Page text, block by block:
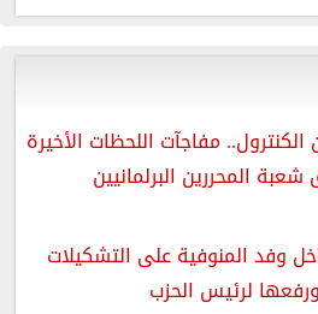
الكنترول.. مفاجآت اللحظات الأخيرة
المحررين البرلمانيين
وفد المنوفية على التشكيلات
لرئيس الحزب